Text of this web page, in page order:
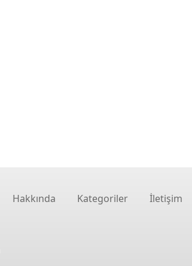
Hakkında Kategoriler İletişim